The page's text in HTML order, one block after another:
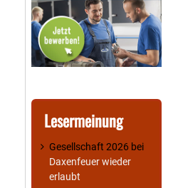
Lesermeinung
Gesellschaft 2026 bei
Daxenfeuer wieder
erlaubt